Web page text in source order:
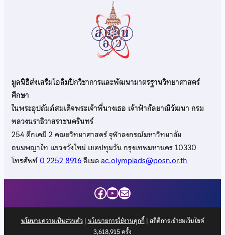
มูลนิธิส่งเสริมโอลิมปิกวิชาการและพัฒนามาตรฐานวิทยาศาสตร์
ศึกษา
ในพระอุปถัมภ์สมเด็จพระเจ้าพี่นางเธอ เจ้าฟ้ากัลยาณิวัฒนา กรม
หลวงนราธิวาสราชนครินทร์
254 ตึกเคมี 2 คณะวิทยาศาสตร์ จุฬาลงกรณ์มหาวิทยาลัย
ถนนพญาไท แขวงวังใหม่ เขตปทุมวัน กรุงเทพมหานคร 10330
โทรศัพท์0 2252 8916อีเมลac.olympiads@posn.or.th
Facebook
YouTube
Mail
นโยบายความเป็นส่วนตัว| นโยบายการใช้งานคุกกี้| สถิติการเข้าชมเว็บไซต์
3,618,915ครั้ง